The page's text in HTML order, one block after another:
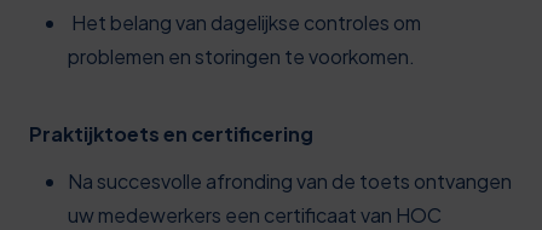
Het belang van dagelijkse controles om
problemen en storingen te voorkomen.
Praktijktoets en certificering
Na succesvolle afronding van de toets ontvangen
uw medewerkers een certificaat van HOC